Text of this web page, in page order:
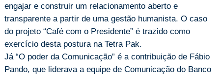
engajar e construir um relacionamento aberto e
transparente a partir de uma gestão humanista. O caso
do projeto “Café com o Presidente” é trazido como
exercício desta postura na Tetra Pak.
Já “O poder da Comunicação” é a contribuição de Fábio
Pando, que liderava a equipe de Comunicação do Banco